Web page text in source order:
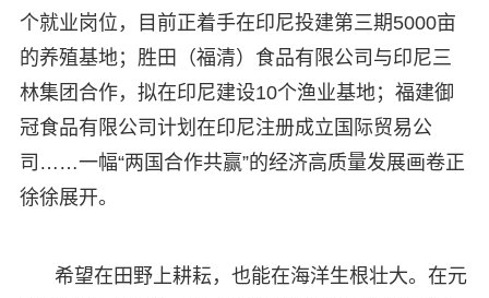
个就业岗位，目前正着手在印尼投建第三期5000亩
的养殖基地；胜田（福清）食品有限公司与印尼三
林集团合作，拟在印尼建设10个渔业基地；福建御
冠食品有限公司计划在印尼注册成立国际贸易公
司……一幅“两国合作共赢”的经济高质量发展画卷正
徐徐展开。
希望在田野上耕耘，也能在海洋生根壮大。在元